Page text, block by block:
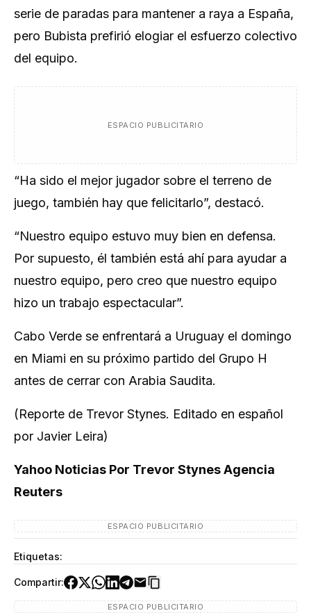
serie de paradas para mantener a raya ‌a España,
pero Bubista prefirió elogiar el esfuerzo ​colectivo
del equipo.
ESPACIO PUBLICITARIO
“Ha sido ​el mejor jugador sobre el terreno de
juego, también hay que felicitarlo”, destacó.
“Nuestro equipo estuvo muy bien en defensa.
Por supuesto, él también está ahí para ayudar a
nuestro ​equipo, pero creo que nuestro equipo
‌hizo un trabajo espectacular”.
Cabo Verde se enfrentará a Uruguay el domingo
en Miami ​en su próximo partido del Grupo H
antes de cerrar con Arabia Saudita.
(Reporte de ​Trevor Stynes. Editado en español
por Javier Leira)
Yahoo Noticias Por Trevor Stynes Agencia
Reuters
ESPACIO PUBLICITARIO
Etiquetas:
Compartir:
ESPACIO PUBLICITARIO